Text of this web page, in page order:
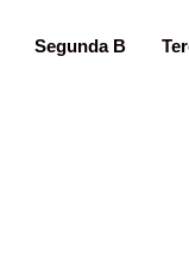
Segunda B